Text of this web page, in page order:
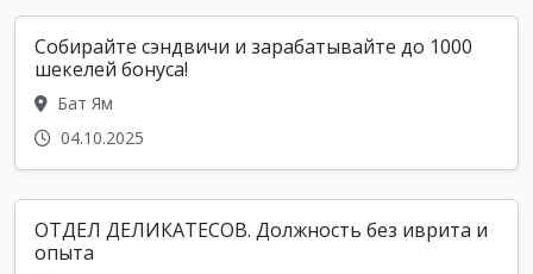
Собирайте сэндвичи и зарабатывайте до 1000
шекелей бонуса!
Бат Ям
04.10.2025
ОТДЕЛ ДЕЛИКАТЕСОВ. Должность без иврита и
опыта